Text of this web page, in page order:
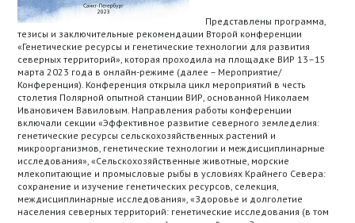
Представлены программа,
тезисы и заключительные рекомендации Второй конференции
«Генетические ресурсы и генетические технологии для развития
северных территорий», которая проходила на площадке ВИР 13–15
марта 2023 года в онлайн-режиме (далее – Мероприятие/
Конференция). Конференция открыла цикл мероприятий в честь
столетия Полярной опытной станции ВИР, основанной Николаем
Ивановичем Вавиловым. Направления работы конференции
включали секции «Эффективное развитие северного земледелия:
генетические ресурсы сельскохозяйственных растений и
микроорганизмов, генетические технологии и междисциплинарные
исследования», «Сельскохозяйственные животные, морские
млекопитающие и промысловые рыбы в условиях Крайнего Севера:
сохранение и изучение генетических ресурсов, селекция,
междисциплинарные исследования», «Здоровье и долголетие
населения северных территорий: генетические исследования (в том